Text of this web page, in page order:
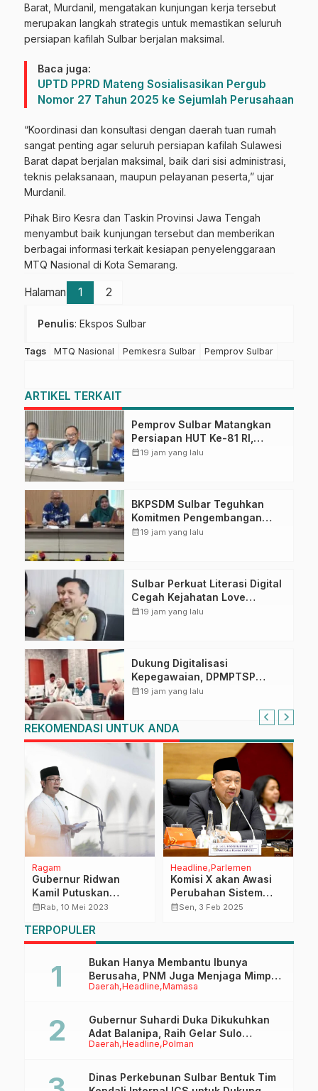
Barat, Murdanil, mengatakan kunjungan kerja tersebut
merupakan langkah strategis untuk memastikan seluruh
persiapan kafilah Sulbar berjalan maksimal.
Baca juga:
UPTD PPRD Mateng Sosialisasikan Pergub
Nomor 27 Tahun 2025 ke Sejumlah Perusahaan
“Koordinasi dan konsultasi dengan daerah tuan rumah
sangat penting agar seluruh persiapan kafilah Sulawesi
Barat dapat berjalan maksimal, baik dari sisi administrasi,
teknis pelaksanaan, maupun pelayanan peserta,” ujar
Murdanil.
Pihak Biro Kesra dan Taskin Provinsi Jawa Tengah
menyambut baik kunjungan tersebut dan memberikan
berbagai informasi terkait kesiapan penyelenggaraan
MTQ Nasional di Kota Semarang.
Halaman 1 2
Penulis: Ekspos Sulbar
Tags MTQ Nasional Pemkesra Sulbar Pemprov Sulbar
ARTIKEL TERKAIT
Pemprov Sulbar Matangkan
Persiapan HUT Ke-81 RI,
Puncak Upacara di Lapangan
calendar_month19 jam yang lalu
BKPSDM Sulbar Teguhkan
Komitmen Pengembangan
Kompetensi ASN melalui
calendar_month19 jam yang lalu
Sulbar Perkuat Literasi Digital
Cegah Kejahatan Love
Scamming
calendar_month19 jam yang lalu
Dukung Digitalisasi
Kepegawaian, DPMPTSP
Sulbar Siap Terapkan Aplikasi
calendar_month19 jam yang lalu
REKOMENDASI UNTUK ANDA
Ragam
Gubernur Ridwan
Kamil Putuskan
Perluasan TPA
calendar_monthRab, 10 Mei 2023
Headline Parlemen
Komisi X akan Awasi
Perubahan Sistem
Penerimaan Murid
calendar_monthSen, 3 Feb 2025
TERPOPULER
Daerah Headline Mamasa
Bukan Hanya Membantu Ibunya
Berusaha, PNM Juga Menjaga Mimpi
Anaknya Untuk Menggapai Cita-Cita
Daerah Headline Polman
Gubernur Suhardi Duka Dikukuhkan
Adat Balanipa, Raih Gelar Sulo
Tappidena
Dinas Perkebunan Sulbar Bentuk Tim